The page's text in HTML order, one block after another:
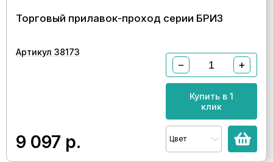
Торговый прилавок-проход серии БРИЗ
Артикул 38173
9 097 р.
− +
Купить в 1
клик
Цвет